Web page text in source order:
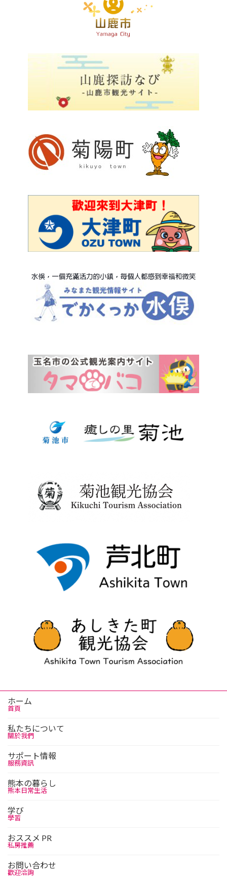
ホーム
首頁
私たちについて
關於我們
サポート情報
服務資訊
熊本の暮らし
熊本日常生活
学び
學習
おススメ PR
私房推薦
お問い合わせ
歡迎洽詢